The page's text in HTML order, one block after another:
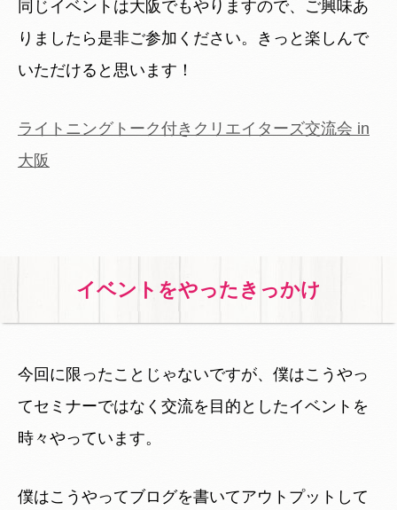
同じイベントは大阪でもやりますので、ご興味あ
りましたら是非ご参加ください。きっと楽しんで
いただけると思います！
ライトニングトーク付きクリエイターズ交流会 in
大阪
イベントをやったきっかけ
今回に限ったことじゃないですが、僕はこうやっ
てセミナーではなく交流を目的としたイベントを
時々やっています。
僕はこうやってブログを書いてアウトプットして